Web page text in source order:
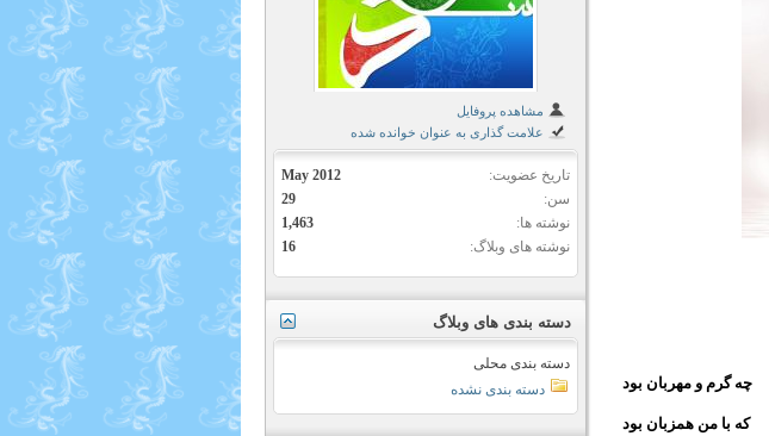
چه گرم و مهربان بود
كه با من همزبان بود
مشاهده پروفایل
علامت گذاری به عنوان خوانده شده
تاریخ عضویت
May 2012
سن
29
نوشته ها
1,463
نوشته های وبلاگ
16
دسته بندی های وبلاگ
دسته بندی محلی
دسته بندی نشده